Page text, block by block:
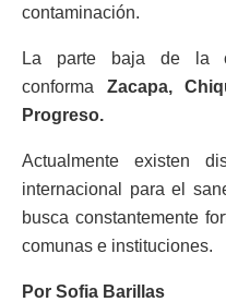
contaminación.
La parte baja de la
conforma Zacapa,
Progreso.
Actualmente existen
internacional para el
busca constantemente
comunas e instituciones.
Por Sofia Barillas